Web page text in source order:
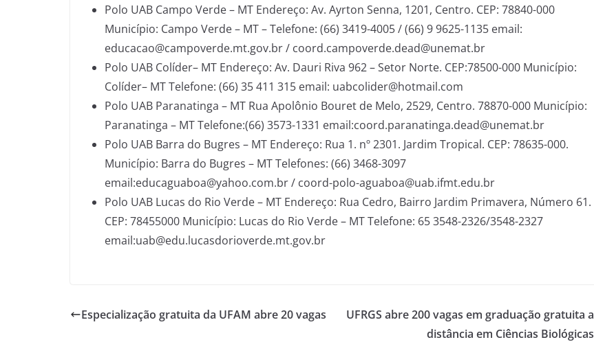
Polo UAB Campo Verde – MT Endereço: Av. Ayrton Senna, 1201, Centro. CEP: 78840-000
Município: Campo Verde – MT – Telefone: (66) 3419-4005 / (66) 9 9625-1135 email:
educacao@campoverde.mt.gov.br / coord.campoverde.dead@unemat.br
Polo UAB Colíder– MT Endereço: Av. Dauri Riva 962 – Setor Norte. CEP:78500-000 Município:
Colíder– MT Telefone: (66) 35 411 315 email: uabcolider@hotmail.com
Polo UAB Paranatinga – MT Rua Apolônio Bouret de Melo, 2529, Centro. 78870-000 Município:
Paranatinga – MT Telefone:(66) 3573-1331 email:coord.paranatinga.dead@unemat.br
Polo UAB Barra do Bugres – MT Endereço: Rua 1. nº 2301. Jardim Tropical. CEP: 78635-000.
Município: Barra do Bugres – MT Telefones: (66) 3468-3097
email:educaguaboa@yahoo.com.br / coord-polo-aguaboa@uab.ifmt.edu.br
Polo UAB Lucas do Rio Verde – MT Endereço: Rua Cedro, Bairro Jardim Primavera, Número 61.
CEP: 78455000 Município: Lucas do Rio Verde – MT Telefone: 65 3548-2326/3548-2327
email:uab@edu.lucasdorioverde.mt.gov.br
Especialização gratuita da UFAM abre 20 vagas
UFRGS abre 200 vagas em graduação gratuita a
distância em Ciências Biológicas